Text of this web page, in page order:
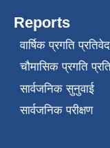
Reports
वार्षिक प्रगति
चौमासिक प्रगति
सार्वजनिक सुनुवाई
सार्वजनिक परीक्षण